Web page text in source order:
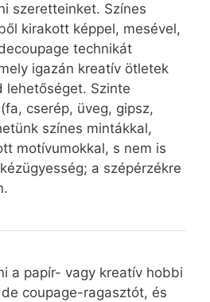
szeretteinket. Színes
kirakott képpel, mesével,
technikát
igazán kreatív ötletek
lehetőséget. Szinte
cserép, üveg, gipsz,
színes mintákkal,
motívumokkal, s nem is
a szépérzékre
a papír- vagy kreatív hobbi
coupage-ragasztót, és